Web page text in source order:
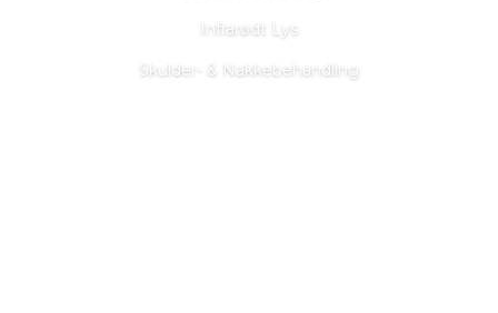
Infrarødt Lys
Skulder- & Nakkebehandling